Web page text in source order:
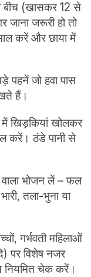
(खासकर 12 से
जरूरी हो तो
करें और छाया में
पहनें जो हवा पास
हैं।
में खिड़कियां खोलकर
करें। ठंडे पानी से
वाला भोजन लें – फल
तला-भुना या
गर्भवती महिलाओं
पर विशेष नजर
चेक करें।